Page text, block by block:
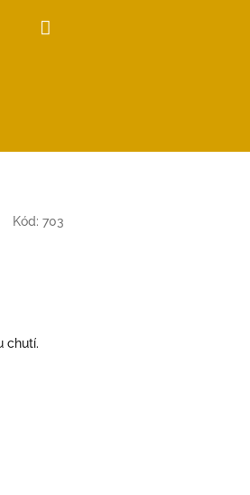
Kód: 703
chutí.